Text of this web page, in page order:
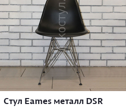
Стул Eames металл DSR